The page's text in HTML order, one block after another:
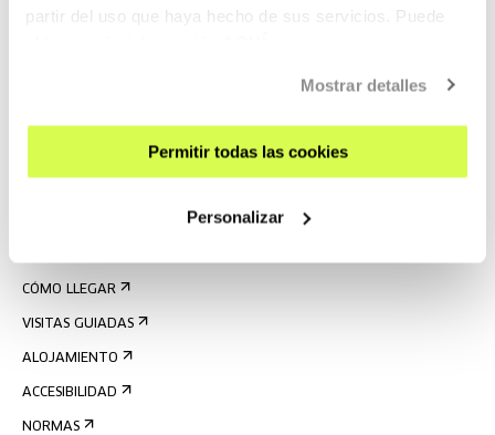
partir del uso que haya hecho de sus servicios. Puede
Mostrar detalles
Permitir todas las cookies
Personalizar
CÓMO LLEGAR
VISITAS GUIADAS
ALOJAMIENTO
ACCESIBILIDAD
NORMAS